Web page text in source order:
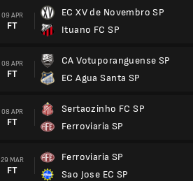
09 APR
FT
EC XV de Novembro SP
Ituano FC SP
08 APR
FT
CA Votuporanguense SP
EC Agua Santa SP
08 APR
FT
Sertaozinho FC SP
Ferroviaria SP
29 MAR
FT
Ferroviaria SP
Sao Jose EC SP